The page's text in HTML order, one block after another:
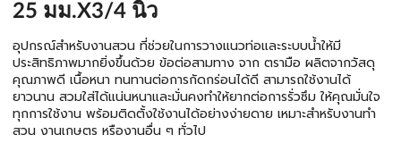
25 มม.X3/4 นิ้ว
อุปกรณ์สำหรับงานสวน ที่ช่วยในการวางแนวท่อและระบบน้ำให้มี
ประสิทธิภาพมากยิ่งขึ้นด้วย ข้อต่อสามทาง จาก ตรามือ ผลิตจากวัสดุ
คุณภาพดี เนื้อหนา ทนทานต่อการกัดกร่อนได้ดี สามารถใช้งานได้
ยาวนาน สวมใส่ได้แน่นหนาและมั่นคงทำให้ยากต่อการรั่วซึม ให้คุณมั่นใจ
ทุกการใช้งาน พร้อมติดตั้งใช้งานได้อย่างง่ายดาย เหมาะสำหรับงานทำ
สวน งานเกษตร หรืองานอื่น ๆ ทั่วไป